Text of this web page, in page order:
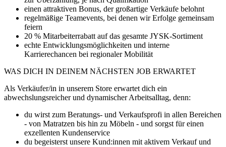
einen attraktiven Bonus, der großartige Verkäufe belohnt
regelmäßige Teamevents, bei denen wir Erfolge gemeinsam
feiern
20 % Mitarbeiterrabatt auf das gesamte JYSK-Sortiment
echte Entwicklungsmöglichkeiten und interne
Karrierechancen bei regionaler Mobilität
WAS DICH IN DEINEM NÄCHSTEN JOB ERWARTET
Als Verkäufer/in in unserem Store erwartet dich ein
abwechslungsreicher und dynamischer Arbeitsalltag, denn:
du wirst zum Beratungs- und Verkaufsprofi in allen Bereichen
- von Matratzen bis hin zu Möbeln - und sorgst für einen
exzellenten Kundenservice
du begeisterst unsere Kund:innen mit aktivem Verkauf und